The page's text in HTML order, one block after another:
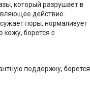
который разрушает в
действие.
поры, нормализует
кожу, борется с
поддержку, борется